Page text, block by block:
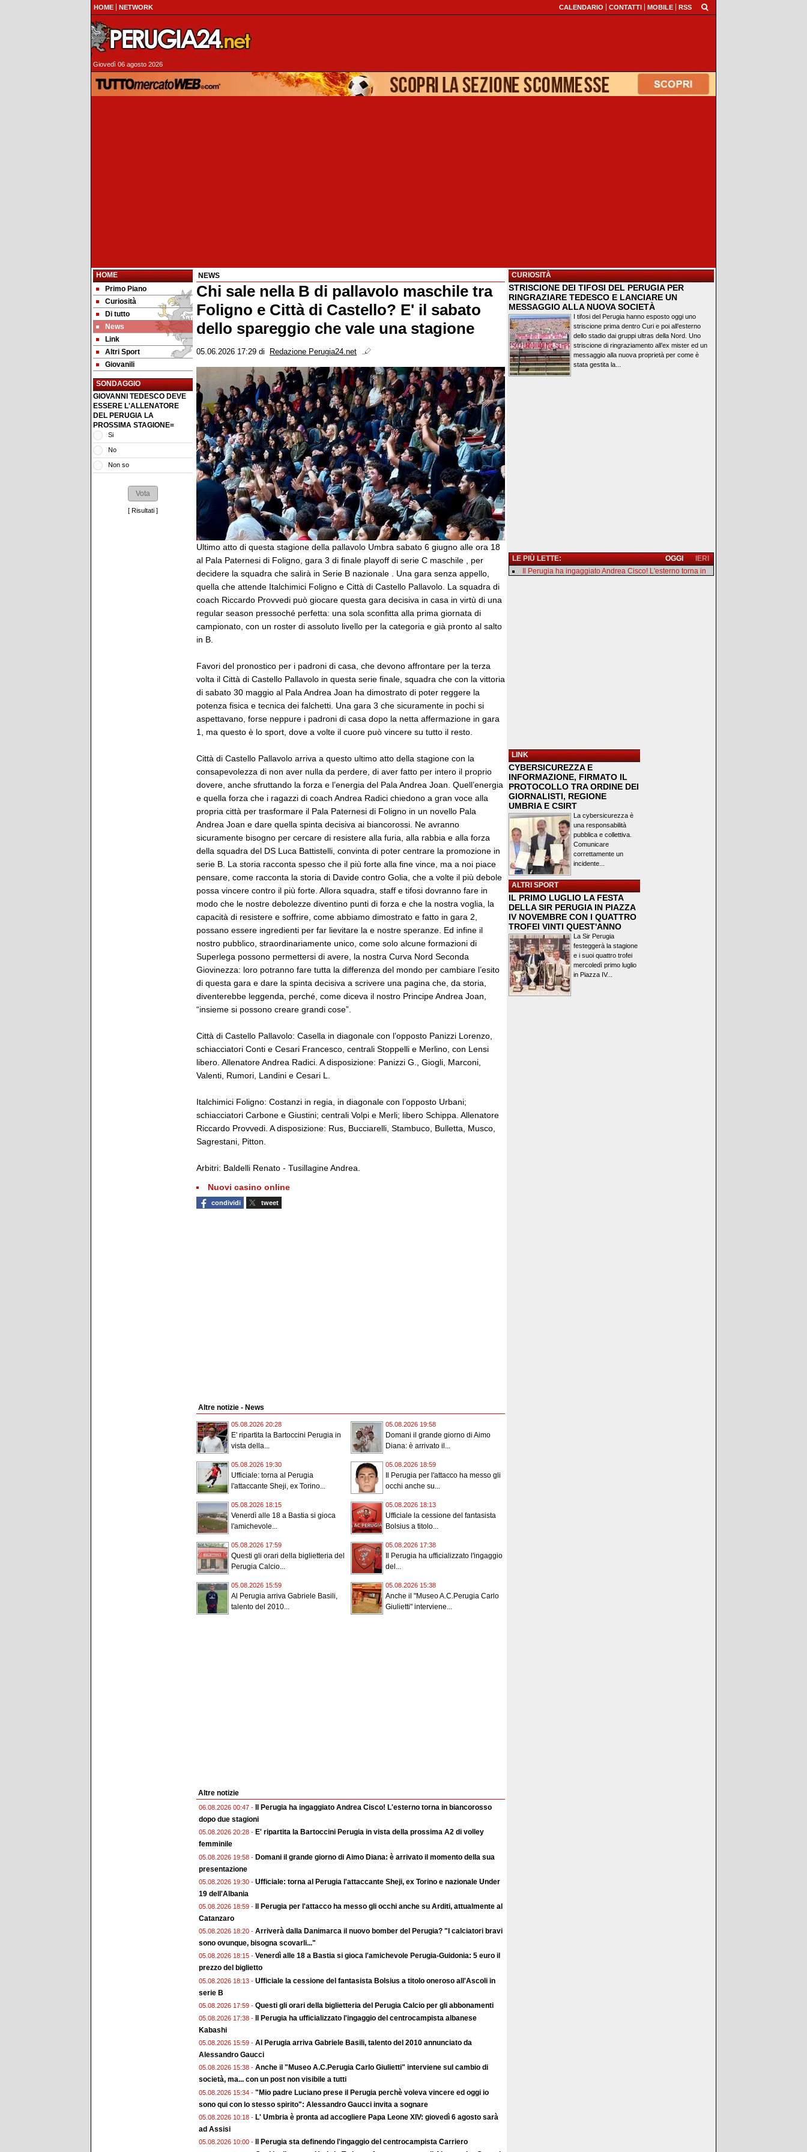
HOME NETWORK CALENDARIO CONTATTI MOBILE RSS
Giovedì 06 agosto 2026
HOME
Primo Piano
Curiosità
Di tutto
News
Link
Altri Sport
Giovanili
SONDAGGIO
GIOVANNI TEDESCO DEVE
ESSERE L'ALLENATORE
DEL PERUGIA LA
PROSSIMA STAGIONE=
Si
No
Non so
[ Risultati ]
NEWS
Chi sale nella B di pallavolo maschile tra
Foligno e Città di Castello? E' il sabato
dello spareggio che vale una stagione
05.06.2026 17:29 di Redazione Perugia24.net
Ultimo atto di questa stagione della pallavolo Umbra sabato 6 giugno alle ora 18
al Pala Paternesi di Foligno, gara 3 di finale playoff di serie C maschile , per
decidere la squadra che salirà in Serie B nazionale . Una gara senza appello,
quella che attende Italchimici Foligno e Città di Castello Pallavolo. La squadra di
coach Riccardo Provvedi può giocare questa gara decisiva in casa in virtù di una
regular season pressoché perfetta: una sola sconfitta alla prima giornata di
campionato, con un roster di assoluto livello per la categoria e già pronto al salto
in B.
Favori del pronostico per i padroni di casa, che devono affrontare per la terza
volta il Città di Castello Pallavolo in questa serie finale, squadra che con la vittoria
di sabato 30 maggio al Pala Andrea Joan ha dimostrato di poter reggere la
potenza fisica e tecnica dei falchetti. Una gara 3 che sicuramente in pochi si
aspettavano, forse neppure i padroni di casa dopo la netta affermazione in gara
1, ma questo è lo sport, dove a volte il cuore può vincere su tutto il resto.
Città di Castello Pallavolo arriva a questo ultimo atto della stagione con la
consapevolezza di non aver nulla da perdere, di aver fatto per intero il proprio
dovere, anche sfruttando la forza e l’energia del Pala Andrea Joan. Quell’energia
e quella forza che i ragazzi di coach Andrea Radici chiedono a gran voce alla
propria città per trasformare il Pala Paternesi di Foligno in un novello Pala
Andrea Joan e dare quella spinta decisiva ai biancorossi. Ne avranno
sicuramente bisogno per cercare di resistere alla furia, alla rabbia e alla forza
della squadra del DS Luca Battistelli, convinta di poter centrare la promozione in
serie B. La storia racconta spesso che il più forte alla fine vince, ma a noi piace
pensare, come racconta la storia di Davide contro Golia, che a volte il più debole
possa vincere contro il più forte. Allora squadra, staff e tifosi dovranno fare in
modo che le nostre debolezze diventino punti di forza e che la nostra voglia, la
capacità di resistere e soffrire, come abbiamo dimostrato e fatto in gara 2,
possano essere ingredienti per far lievitare la e nostre speranze. Ed infine il
nostro pubblico, straordinariamente unico, come solo alcune formazioni di
Superlega possono permettersi di avere, la nostra Curva Nord Seconda
Giovinezza: loro potranno fare tutta la differenza del mondo per cambiare l’esito
di questa gara e dare la spinta decisiva a scrivere una pagina che, da storia,
diventerebbe leggenda, perché, come diceva il nostro Principe Andrea Joan,
“insieme si possono creare grandi cose”.
Città di Castello Pallavolo: Casella in diagonale con l’opposto Panizzi Lorenzo,
schiacciatori Conti e Cesari Francesco, centrali Stoppelli e Merlino, con Lensi
libero. Allenatore Andrea Radici. A disposizione: Panizzi G., Giogli, Marconi,
Valenti, Rumori, Landini e Cesari L.
Italchimici Foligno: Costanzi in regia, in diagonale con l’opposto Urbani;
schiacciatori Carbone e Giustini; centrali Volpi e Merli; libero Schippa. Allenatore
Riccardo Provvedi. A disposizione: Rus, Bucciarelli, Stambuco, Bulletta, Musco,
Sagrestani, Pitton.
Arbitri: Baldelli Renato - Tusillagine Andrea.
Nuovi casino online
condividi tweet
Altre notizie - News
05.08.2026 20:28
E' ripartita la Bartoccini Perugia in
vista della...
05.08.2026 19:58
Domani il grande giorno di Aimo
Diana: è arrivato il...
05.08.2026 19:30
Ufficiale: torna al Perugia
l'attaccante Sheji, ex Torino...
05.08.2026 18:59
Il Perugia per l'attacco ha messo gli
occhi anche su...
05.08.2026 18:15
Venerdì alle 18 a Bastia si gioca
l'amichevole...
05.08.2026 18:13
Ufficiale la cessione del fantasista
Bolsius a titolo...
05.08.2026 17:59
Questi gli orari della biglietteria del
Perugia Calcio...
05.08.2026 17:38
Il Perugia ha ufficializzato l'ingaggio
del...
05.08.2026 15:59
Al Perugia arriva Gabriele Basili,
talento del 2010...
05.08.2026 15:38
Anche il "Museo A.C.Perugia Carlo
Giulietti" interviene...
Altre notizie
06.08.2026 00:47 -
Il Perugia ha ingaggiato Andrea Cisco! L'esterno torna in biancorosso
dopo due stagioni
05.08.2026 20:28 - E' ripartita la Bartoccini Perugia in vista della prossima A2 di volley
femminile
05.08.2026 19:58 - Domani il grande giorno di Aimo Diana: è arrivato il momento della sua
presentazione
05.08.2026 19:30 - Ufficiale: torna al Perugia l'attaccante Sheji, ex Torino e nazionale Under
19 dell'Albania
05.08.2026 18:59 -
Il Perugia per l'attacco ha messo gli occhi anche su Arditi, attualmente al
Catanzaro
05.08.2026 18:20 - Arriverà dalla Danimarca il nuovo bomber del Perugia? "I calciatori bravi
sono ovunque, bisogna scovarli..."
05.08.2026 18:15 - Venerdì alle 18 a Bastia si gioca l'amichevole Perugia-Guidonia: 5 euro il
prezzo del biglietto
05.08.2026 18:13 - Ufficiale la cessione del fantasista Bolsius a titolo oneroso all'Ascoli in
serie B
05.08.2026 17:59 - Questi gli orari della biglietteria del Perugia Calcio per gli abbonamenti
05.08.2026 17:38 -
Il Perugia ha ufficializzato l'ingaggio del centrocampista albanese
Kabashi
05.08.2026 15:59 - Al Perugia arriva Gabriele Basili, talento del 2010 annunciato da
Alessandro Gaucci
05.08.2026 15:38 - Anche il "Museo A.C.Perugia Carlo Giulietti" interviene sul cambio di
società, ma... con un post non visibile a tutti
05.08.2026 15:34 - "Mio padre Luciano prese il Perugia perchè voleva vincere ed oggi io
sono qui con lo stesso spirito": Alessandro Gaucci invita a sognare
05.08.2026 10:18 - L' Umbria è pronta ad accogliere Papa Leone XIV: giovedì 6 agosto sarà
ad Assisi
05.08.2026 10:00 - Il Perugia sta definendo l'ingaggio del centrocampista Carriero
CURIOSITÀ
STRISCIONE DEI TIFOSI DEL PERUGIA PER
RINGRAZIARE TEDESCO E LANCIARE UN
MESSAGGIO ALLA NUOVA SOCIETÀ
I tifosi del Perugia hanno esposto oggi uno
striscione prima dentro Curi e poi all’esterno
dello stadio dai gruppi ultras della Nord. Uno
striscione di ringraziamento all’ex mister ed un
messaggio alla nuova proprietà per come è
stata gestita la...
LE PIÙ LETTE: IERI
OGGI
Il Perugia ha ingaggiato Andrea Cisco! L'esterno torna in
LINK
CYBERSICUREZZA E
INFORMAZIONE, FIRMATO IL
PROTOCOLLO TRA ORDINE DEI
GIORNALISTI, REGIONE
UMBRIA E CSIRT
La cybersicurezza è
una responsabilità
pubblica e collettiva.
Comunicare
correttamente un
incidente...
ALTRI SPORT
IL PRIMO LUGLIO LA FESTA
DELLA SIR PERUGIA IN PIAZZA
IV NOVEMBRE CON I QUATTRO
TROFEI VINTI QUEST'ANNO
La Sir Perugia
festeggerà la stagione
e i suoi quattro trofei
mercoledì primo luglio
in Piazza IV...